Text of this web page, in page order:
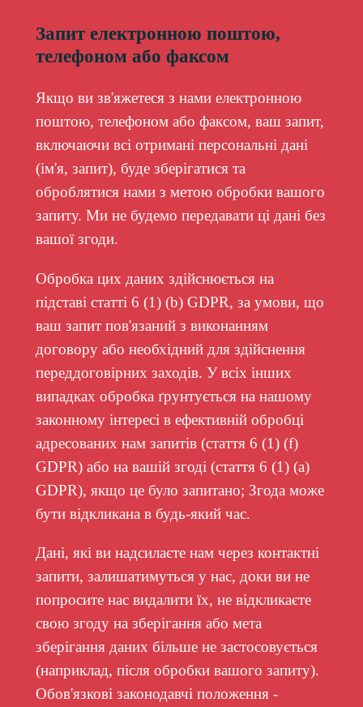
Запит електронною поштою,
телефоном або факсом
Якщо ви зв'яжетеся з нами електронною
поштою, телефоном або факсом, ваш запит,
включаючи всі отримані персональні дані
(ім'я, запит), буде зберігатися та
оброблятися нами з метою обробки вашого
запиту. Ми не будемо передавати ці дані без
вашої згоди.
Обробка цих даних здійснюється на
підставі статті 6 (1) (b) GDPR, за умови, що
ваш запит пов'язаний з виконанням
договору або необхідний для здійснення
переддоговірних заходів. У всіх інших
випадках обробка ґрунтується на нашому
законному інтересі в ефективній обробці
адресованих нам запитів (стаття 6 (1) (f)
GDPR) або на вашій згоді (стаття 6 (1) (a)
GDPR), якщо це було запитано; Згода може
бути відкликана в будь-який час.
Дані, які ви надсилаєте нам через контактні
запити, залишатимуться у нас, доки ви не
попросите нас видалити їх, не відкликаєте
свою згоду на зберігання або мета
зберігання даних більше не застосовується
(наприклад, після обробки вашого запиту).
Обов'язкові законодавчі положення -